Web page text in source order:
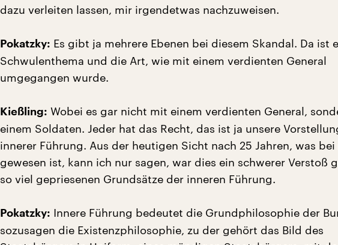
dazu verleiten lassen, mir irgendetwas nachzuweisen.
Pokatzky: Es gibt ja mehrere Ebenen bei diesem Skandal. Da ist
Schwulenthema und die Art, wie mit einem verdienten General
umgegangen wurde.
Kießling: Wobei es gar nicht mit einem verdienten General,
einem Soldaten. Jeder hat das Recht, das ist ja unsere
innerer Führung. Aus der heutigen Sicht nach 25 Jahren, was
gewesen ist, kann ich nur sagen, war dies ein schwerer Verstoß
so viel gepriesenen Grundsätze der inneren Führung.
Pokatzky: Innere Führung bedeutet die Grundphilosophie der
sozusagen die Existenzphilosophie, zu der gehört das Bild des